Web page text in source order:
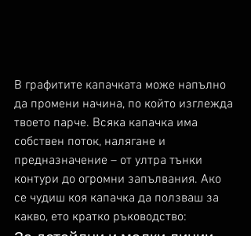
В графитите капачката може напълно
да промени начина, по който изглежда
твоето парче. Всяка капачка има
собствен поток, налягане и
предназначение – от ултра тънки
контури до огромни запълвания. Ако
се чудиш коя капачка да ползваш за
какво, ето кратко ръководство: